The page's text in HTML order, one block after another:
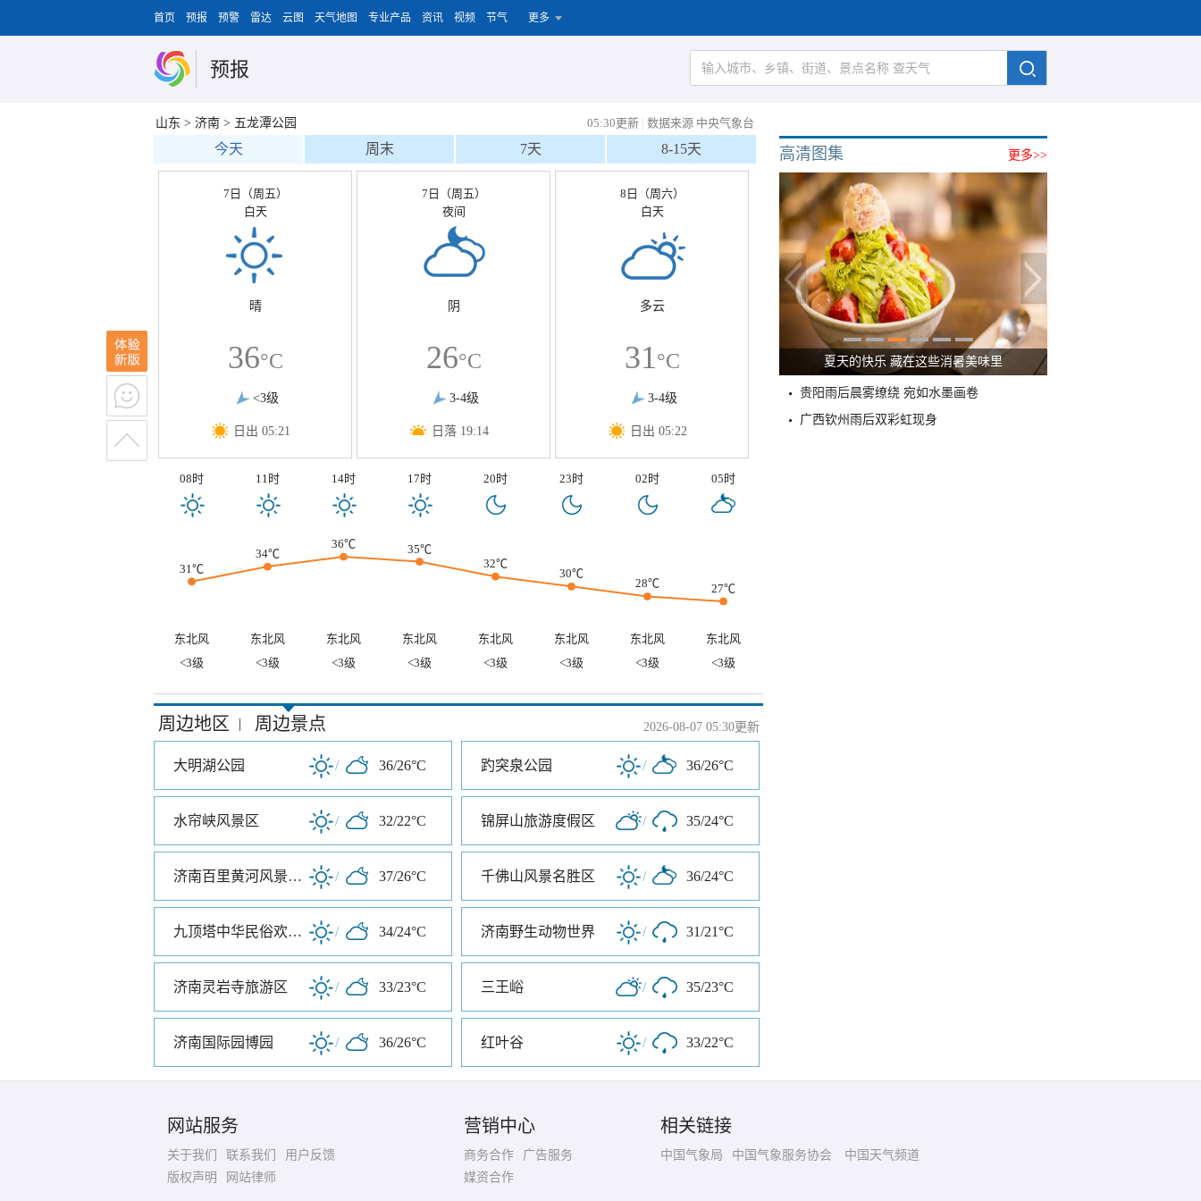
首页 预报 预警 雷达 云图 天气地图 专业产品 资讯 视频 节气 更多
预报
山东 > 济南 > 五龙潭公园 05:30更新 | 数据来源 中央气象台
今天 周末 7天 8-15天
7日（周五）
白天
晴
36°C
<3级
日出 05:21
7日（周五）
夜间
阴
26°C
3-4级
日落 19:14
8日（周六）
白天
多云
31°C
3-4级
日出 05:22
08时 11时 14时 17时 20时 23时 02时 05时
31℃
34℃
36℃
35℃
32℃
30℃
28℃ 27℃
东北风 东北风 东北风 东北风 东北风 东北风 东北风
东北风
<3级
<3级 <3级 <3级 <3级 <3级 <3级 <3级
周边地区 | 周边景点 2026-08-07 05:30更新
大明湖公园 / 36/26°C 趵突泉公园 / 36/26°C
水帘峡风景区 / 32/22°C 锦屏山旅游度假区 / 35/24°C
济南百里黄河风景区东区 / 37/26°C 千佛山风景名胜区 / 36/24°C
九顶塔中华民俗欢乐园 / 34/24°C 济南野生动物世界 / 31/21°C
济南灵岩寺旅游区 / 33/23°C 三王峪 / 35/23°C
济南国际园博园 / 36/26°C 红叶谷 / 33/22°C
更多>>
高清图集
夏天的快乐 藏在这些消暑美味里
贵阳雨后晨雾缭绕 宛如水墨画卷
广西钦州雨后双彩虹现身
网站服务
关于我们 联系我们
用户反馈
版权声明
网站律师
营销中心
商务合作
广告服务
媒资合作
相关链接
中国气象局 中国气象服务协会 中国天气频道